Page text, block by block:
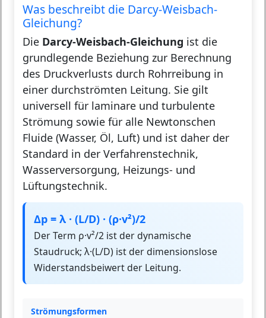
Was beschreibt die Darcy-Weisbach-
Gleichung?
Die Darcy-Weisbach-Gleichung ist die
grundlegende Beziehung zur Berechnung
des Druckverlusts durch Rohrreibung in
einer durchströmten Leitung. Sie gilt
universell für laminare und turbulente
Strömung sowie für alle Newtonschen
Fluide (Wasser, Öl, Luft) und ist daher der
Standard in der Verfahrenstechnik,
Wasserversorgung, Heizungs- und
Lüftungstechnik.
Δp = λ · (L/D) · (ρ·v²)/2
Der Term ρ·v²/2 ist der dynamische
Staudruck; λ·(L/D) ist der dimensionslose
Widerstandsbeiwert der Leitung.
Strömungsformen